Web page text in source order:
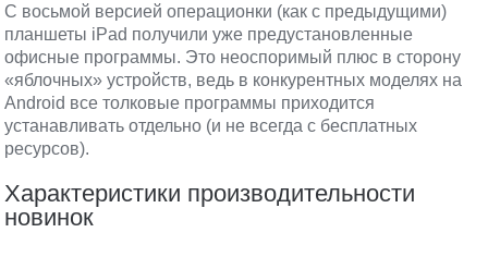
С восьмой версией операционки (как с предыдущими)
планшеты iPad получили уже предустановленные
офисные программы. Это неоспоримый плюс в сторону
«яблочных» устройств, ведь в конкурентных моделях на
Android все толковые программы приходится
устанавливать отдельно (и не всегда с бесплатных
ресурсов).
Характеристики производительности
новинок